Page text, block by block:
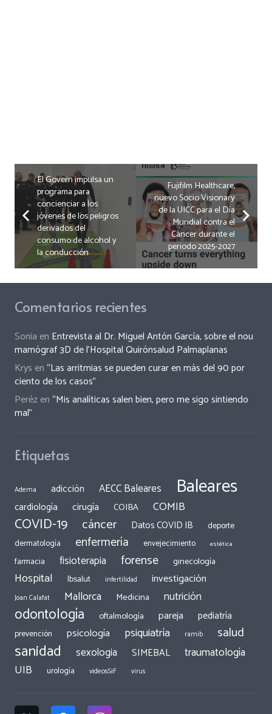
El Govern impulsa un
programa para
concienciar a los
jóvenes de los peligros
derivados del
consumo de alcohol y
la conducción
Fujifilm Healthcare,
nuevo Socio Visionary
de la UICC para el Día
Mundial contra el
Cáncer durante el
periodo 2025-2027
Comentarios recientes
Sonia en Entrevista al Dr. Miguel Antón García, sobre el nou
mamògraf 3D de l’Hospital Quirónsalud Palmaplanas
Krys en“Las arritmias se pueden curar en más del 90 por
ciento de los casos”
Perézen“Mis analíticas salen bien, pero me sigo sintiendo
mal”
Etiquetas
Adema adicción AECC Baleares Baleares
cardiología cirugía COIBA COMIB
COVID-19 cáncer Datos COVID IB
deporte
dermatología
enfermería envejecimiento estética
farmacia fisioterapia forense ginecología
Hospital Ibsalut infertilidad investigación
Joan Calafat Mallorca Medicina nutrición
odontología oftalmología pareja pediatría
prevención psicología psiquiatría ramib salud
sanidad sexologia SIMEBAL traumatología
UIB urología videosSiF virus